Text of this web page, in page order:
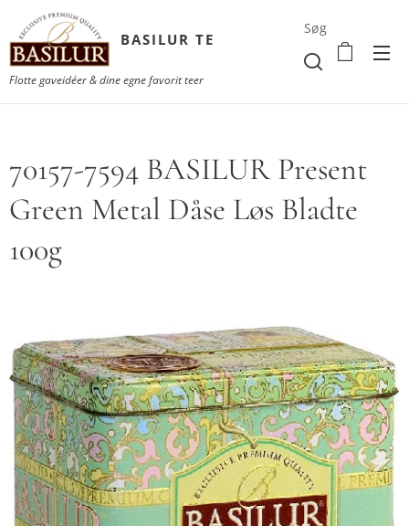
BASILUR TE
Flotte gaveidéer & dine egne favorit teer
Søg
70157-7594 BASILUR Present
Green Metal Dåse Løs Bladte
100g